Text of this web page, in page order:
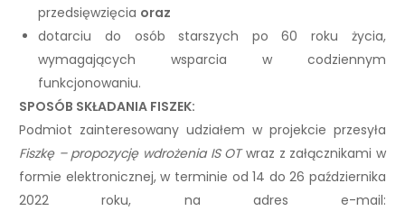
przedsięwzięcia oraz
dotarciu do osób starszych po 60 roku życia,
wymagających wsparcia w codziennym
funkcjonowaniu.
SPOSÓB SKŁADANIA FISZEK:
Podmiot zainteresowany udziałem w projekcie przesyła
Fiszkę – propozycję wdrożenia IS OTwraz z załącznikami w
formie elektronicznej, w terminie od 14 do 26 października
2022 roku, na adres e-mail: